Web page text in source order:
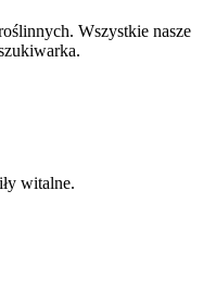
Wszystkie nasze
witalne.